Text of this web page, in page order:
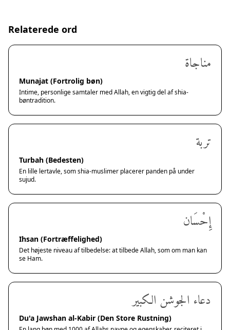
Relaterede ord
مناجاة
Munajat (Fortrolig bøn)
Intime, personlige samtaler med Allah, en vigtig del af shia-
bøntradition.
تربة
Turbah (Bedesten)
En lille lertavle, som shia-muslimer placerer panden på under
sujud.
إِحْسَان
Ihsan (Fortræffelighed)
Det højeste niveau af tilbedelse: at tilbede Allah, som om man kan
se Ham.
دعاء الجوشن الكبير
Du'a Jawshan al-Kabir (Den Store Rustning)